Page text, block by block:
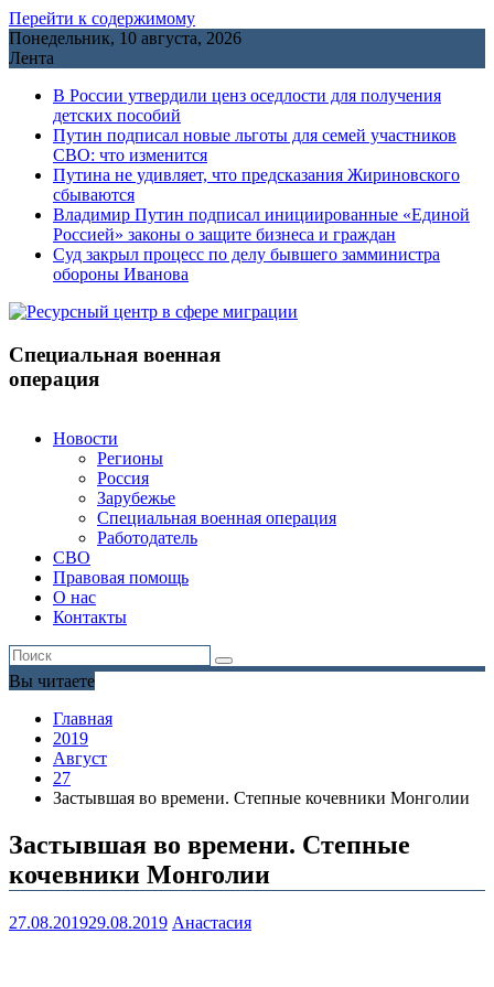
Перейти к содержимому
Понедельник, 10 августа, 2026
Лента
В России утвердили ценз оседлости для получения
детских пособий
Путин подписал новые льготы для семей участников
СВО: что изменится
Путина не удивляет, что предсказания Жириновского
сбываются
Владимир Путин подписал инициированные «Единой
Россией» законы о защите бизнеса и граждан
Cуд закрыл процесс по делу бывшего замминистра
обороны Иванова
Специальная военная
операция
Новости
Регионы
Россия
Зарубежье
Специальная военная операция
Работодатель
СВО
Правовая помощь
О нас
Контакты
Вы читаете
Главная
2019
Август
27
Застывшая во времени. Степные кочевники Монголии
Застывшая во времени. Степные
кочевники Монголии
27.08.201929.08.2019 Анастасия